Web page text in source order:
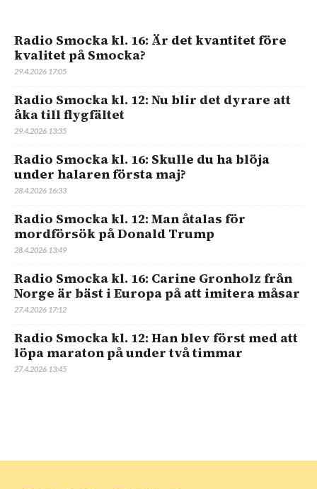
Radio Smocka kl. 16: Är det kvantitet före
kvalitet på Smocka?
29.4.2026 17:05
Radio Smocka kl. 12: Nu blir det dyrare att
åka till flygfältet
29.4.2026 13:35
Radio Smocka kl. 16: Skulle du ha blöja
under halaren första maj?
28.4.2026 16:33
Radio Smocka kl. 12: Man åtalas för
mordförsök på Donald Trump
28.4.2026 13:49
Radio Smocka kl. 16: Carine Gronholz från
Norge är bäst i Europa på att imitera måsar
27.4.2026 17:12
Radio Smocka kl. 12: Han blev först med att
löpa maraton på under två timmar
27.4.2026 13:45